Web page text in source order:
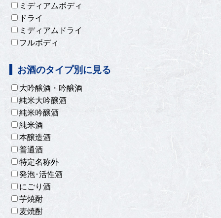
ミディアムボディ
ドライ
ミディアムドライ
フルボディ
お酒のタイプ別に見る
大吟醸酒・吟醸酒
純米大吟醸酒
純米吟醸酒
純米酒
本醸造酒
普通酒
特定名称外
発泡･活性酒
にごり酒
芋焼酎
麦焼酎